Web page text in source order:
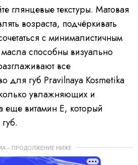
глянцевые текстуры. Матовая
возраста, подчёркивать
с минималистичным
способны визуально
все
для губ Pravilnaya Kosmetika
увлажняющих и
еще витамин Е, который
– ПРОДОЛЖЕНИЕ НИЖЕ